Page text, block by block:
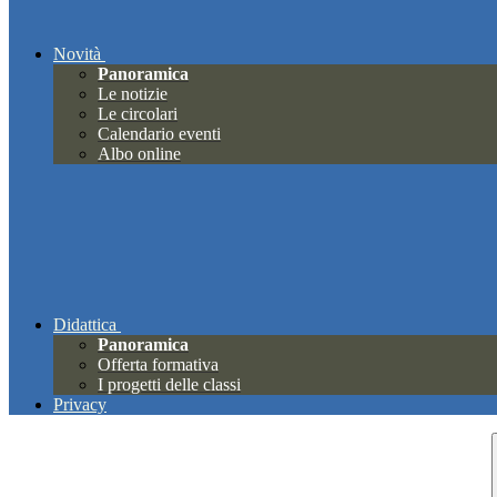
Novità
Panoramica
Le notizie
Le circolari
Calendario eventi
Albo online
Didattica
Panoramica
Offerta formativa
I progetti delle classi
Privacy